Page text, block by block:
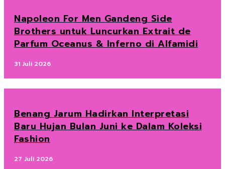
Napoleon For Men Gandeng Side
Brothers untuk Luncurkan Extrait de
Parfum Oceanus & Inferno di Alfamidi
31 Juli 2026
Benang Jarum Hadirkan Interpretasi
Baru Hujan Bulan Juni ke Dalam Koleksi
Fashion
27 Juli 2026